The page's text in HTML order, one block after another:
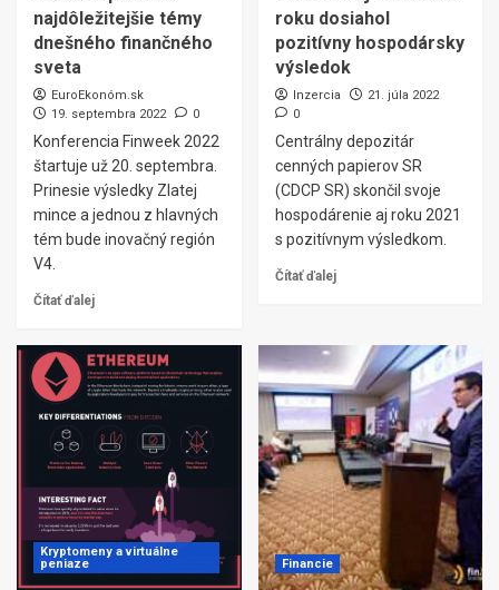
najdôležitejšie témy
dnešného finančného
sveta
EuroEkonóm.sk
19. septembra 2022
0
Konferencia Finweek 2022
štartuje už 20. septembra.
Prinesie výsledky Zlatej
mince a jednou z hlavných
tém bude inovačný región
V4.
Čítať ďalej
roku dosiahol
pozitívny hospodársky
výsledok
Inzercia
21. júla 2022
0
Centrálny depozitár
cenných papierov SR
(CDCP SR) skončil svoje
hospodárenie aj roku 2021
s pozitívnym výsledkom.
Čítať ďalej
Kryptomeny a virtuálne
peniaze
Financie